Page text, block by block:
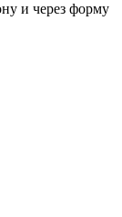
и через форму